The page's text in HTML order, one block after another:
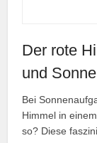
Der rote
und
Bei
Himmel in
so? Diese